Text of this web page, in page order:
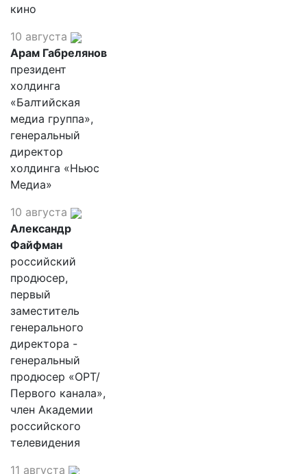
кино
10 августа
Арам Габрелянов
президент
холдинга
«Балтийская
медиа группа»,
генеральный
директор
холдинга «Ньюс
Медиа»
10 августа
Александр
Файфман
российский
продюсер,
первый
заместитель
генерального
директора -
генеральный
продюсер «ОРТ/
Первого канала»,
член Академии
российского
телевидения
11 августа